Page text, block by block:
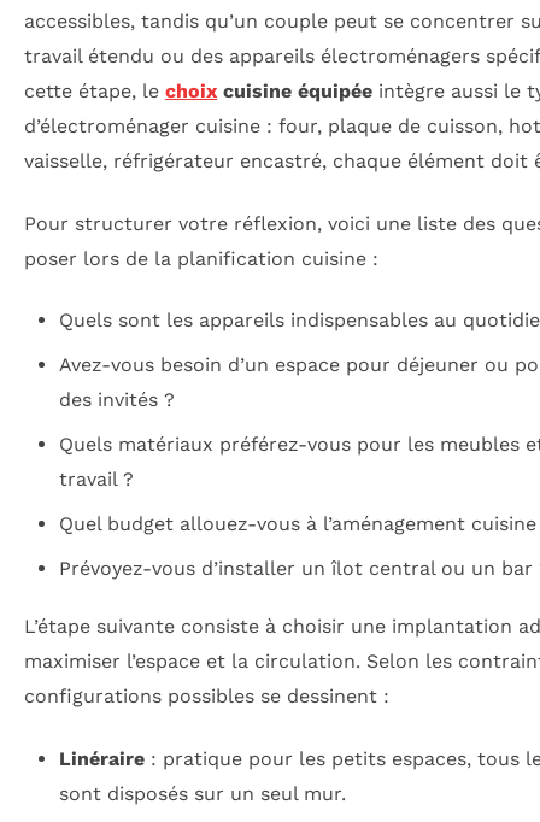
accessibles, tandis qu’un couple peut se concentrer
travail étendu ou des appareils électroménagers
cette étape, le choix cuisine équipée intègre aussi le
d’électroménager cuisine : four, plaque de cuisson,
vaisselle, réfrigérateur encastré, chaque élément doit
Pour structurer votre réflexion, voici une liste des
poser lors de la planification cuisine :
Quels sont les appareils indispensables au
Avez-vous besoin d’un espace pour déjeuner ou
des invités ?
Quels matériaux préférez-vous pour les meubles
travail ?
Quel budget allouez-vous à l’aménagement cuisine
Prévoyez-vous d’installer un îlot central ou un bar
L’étape suivante consiste à choisir une implantation
maximiser l’espace et la circulation. Selon les
configurations possibles se dessinent :
Linéraire: pratique pour les petits espaces, tous
sont disposés sur un seul mur.